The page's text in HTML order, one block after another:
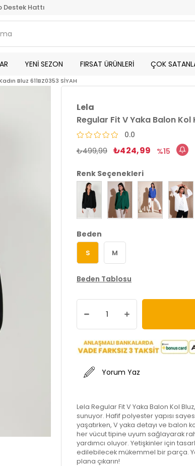
Destek Hattı
YENİ SEZON FIRSAT ÜRÜNLERİ ÇOK
Bluz 611BZ0353 SİYAH
Lela
Regular Fit V Yaka Balon Kol
0.0
₺499,99 ₺424,99 15
Renk Seçenekleri
Beden
S M
Beden Tablosu
Yorum Yaz
Lela Regular Fit V Yaka Balon Kol
sunuyor. Hafif polyester yapısı
yaşatırken, V yaka detayı ve balon
her vücut tipine uyum sağlayarak
yardımcı oluyor. Yetişkinler için
edilebilecek mükemmel bir parça.
plana çıkarın!